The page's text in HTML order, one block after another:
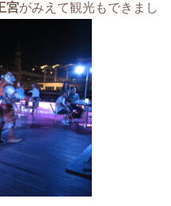
宮がみえて観光もできまし